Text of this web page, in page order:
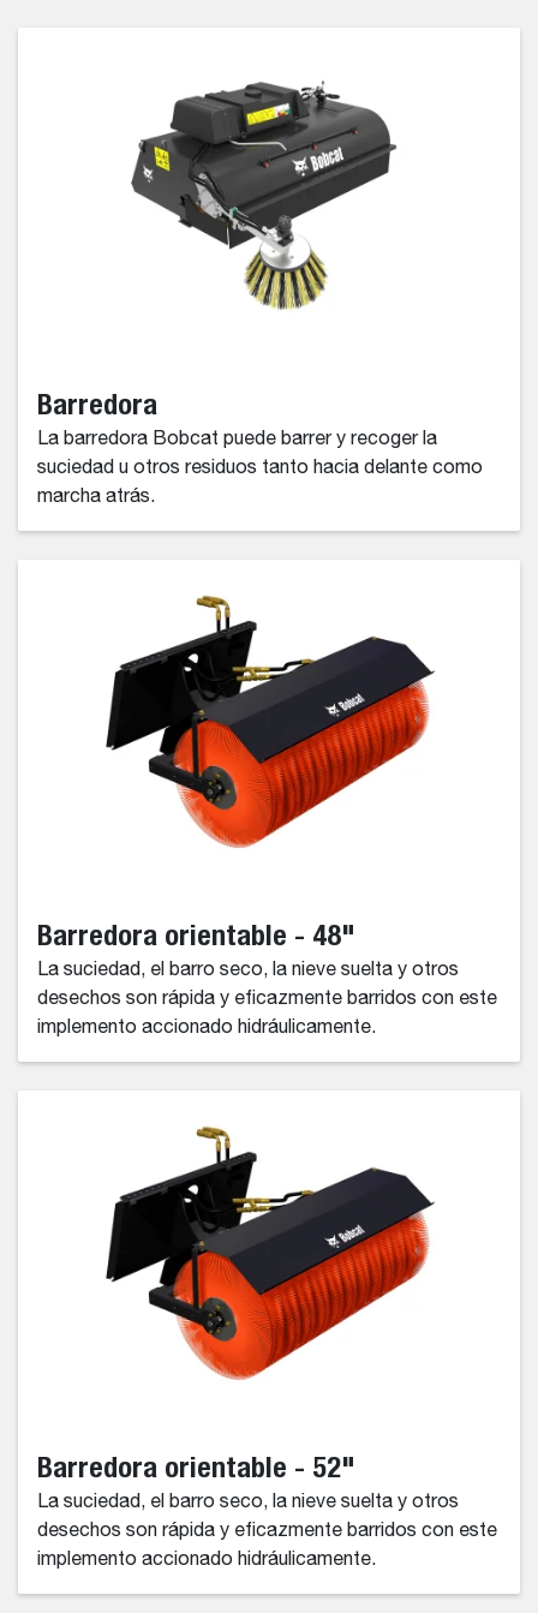
Barredora
La barredora Bobcat puede barrer y recoger la
suciedad u otros residuos tanto hacia delante como
marcha atrás.
Barredora orientable - 48"
La suciedad, el barro seco, la nieve suelta y otros
desechos son rápida y eficazmente barridos con este
implemento accionado hidráulicamente.
Barredora orientable - 52"
La suciedad, el barro seco, la nieve suelta y otros
desechos son rápida y eficazmente barridos con este
implemento accionado hidráulicamente.